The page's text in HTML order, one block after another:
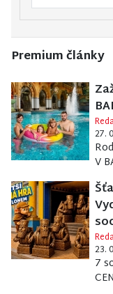
Premium články
27.
V
23.
7